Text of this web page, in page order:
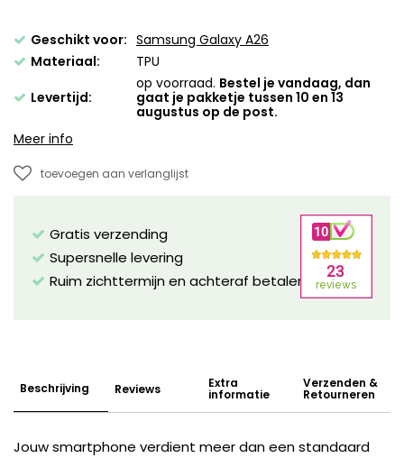
Geschikt voor: Samsung Galaxy A26
Materiaal:
TPU
Levertijd:
op voorraad. Bestel je vandaag, dan
gaat je pakketje tussen 10 en 13
augustus op de post.
Meer info
toevoegen aan verlanglijst
Gratis verzending
Supersnelle levering
Ruim zichttermijn en achteraf betalen mogelijk!
Beschrijving Reviews Extra
informatie
Verzenden &
Retourneren
Jouw smartphone verdient meer dan een standaard